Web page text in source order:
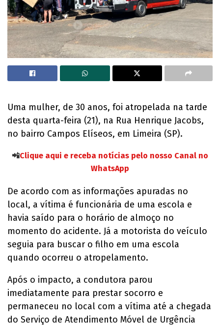
Uma mulher, de 30 anos, foi atropelada na tarde
desta quarta-feira (21), na Rua Henrique Jacobs,
no bairro Campos Elíseos, em Limeira (SP).
📲Clique aqui e receba notícias pelo nosso Canal no
WhatsApp
De acordo com as informações apuradas no
local, a vítima é funcionária de uma escola e
havia saído para o horário de almoço no
momento do acidente. Já a motorista do veículo
seguia para buscar o filho em uma escola
quando ocorreu o atropelamento.
Após o impacto, a condutora parou
imediatamente para prestar socorro e
permaneceu no local com a vítima até a chegada
do Serviço de Atendimento Móvel de Urgência